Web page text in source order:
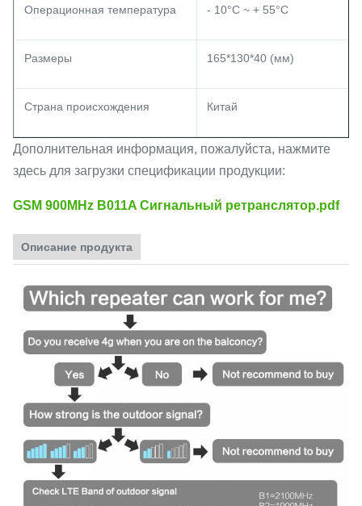
Операционная температура - 10°C ~ + 55°C
Размеры 165*130*40 (мм)
Страна происхождения Китай
Дополнительная информация, пожалуйста, нажмите
здесь для загрузки спецификации продукции:
GSM 900MHz B011A Сигнальный ретранслятор.pdf
Описание продукта